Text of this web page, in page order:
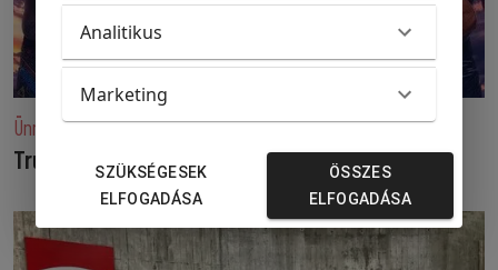
Ünnepi ketrecharc-viadal a Fehér Ház gyepén
Trump kertjében verték egymást!
Analitikus
Marketing
SZÜKSÉGESEK
ELFOGADÁSA
ÖSSZES
ELFOGADÁSA